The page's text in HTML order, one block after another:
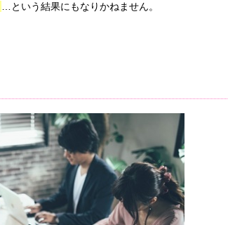
…という結果にもなりかねません。